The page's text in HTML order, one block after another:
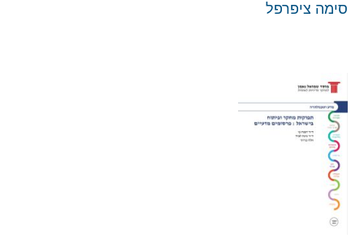
סימה ציפרפל